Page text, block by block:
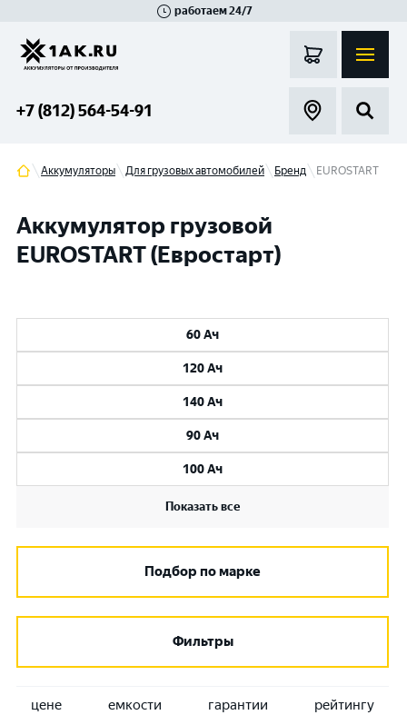
работаем 24/7
+7 (812) 564-54-91
Аккумуляторы Для грузовых автомобилей Бренд EUROSTART
Аккумулятор грузовой
EUROSTART (Евростарт)
60 Ач
120 Ач
140 Ач
90 Ач
100 Ач
Показать все
Подбор по марке
Фильтры
цене емкости гарантии рейтингу
Гатчина